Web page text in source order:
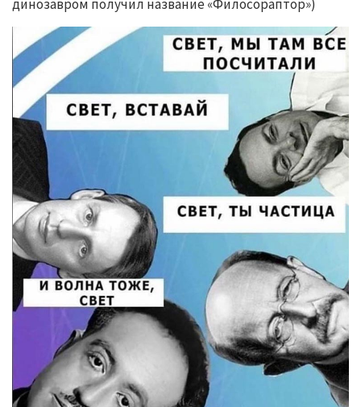
динозавром получил название «Филосораптор»)